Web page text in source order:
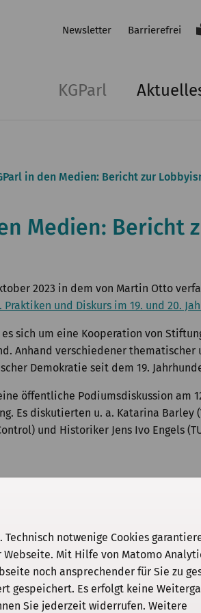
Newsletter Barrierefrei
KGParl
in den Medien: Bericht zur
Medien: Bericht
2023 in dem von Martin Otto
und Diskurs im 19. und 20.
sich um eine Kooperation von
Anhand verschiedener
Demokratie seit dem 19.
öffentliche Podiumsdiskussion am
Es diskutierten u. a. Katarina
und Historiker Jens Ivo Engels
E-Mail
notwenige Cookies
Mit Hilfe von Matomo
noch ansprechender für Sie zu
gespeichert. Es erfolgt keine
Sie jederzeit widerrufen. Weitere